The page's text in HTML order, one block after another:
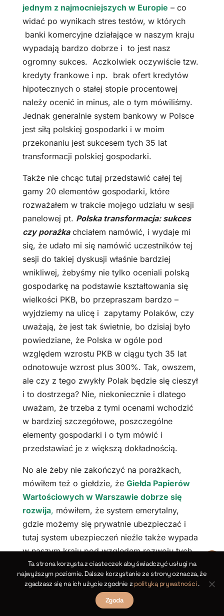
jednym z najmocniejszych w Europie – co
widać po wynikach stres testów, w których
banki komercyjne działające w naszym kraju
wypadają bardzo dobrze i to jest nasz
ogromny sukces. Aczkolwiek oczywiście tzw.
kredyty frankowe i np. brak ofert kredytów
hipotecznych o stałej stopie procentowej
należy ocenić in minus, ale o tym mówiliśmy.
Jednak generalnie system bankowy w Polsce
jest siłą polskiej gospodarki i w moim
przekonaniu jest sukcesem tych 35 lat
transformacji polskiej gospodarki.
Także nie chcąc tutaj przedstawić całej tej
gamy 20 elementów gospodarki, które
rozważałem w trakcie mojego udziału w sesji
panelowej pt. Polska transformacja: sukces
czy porażkachciałem namówić, i wydaje mi
się, że udało mi się namówić uczestników tej
sesji do takiej dyskusji właśnie bardziej
wnikliwej, żebyśmy nie tylko oceniali polską
gospodarkę na podstawie kształtowania się
wielkości PKB, bo przepraszam bardzo –
wyjdziemy na ulicę i zapytamy Polaków, czy
uważają, że jest tak świetnie, bo dzisiaj było
powiedziane, że Polska w ogóle pod
względem wzrostu PKB w ciągu tych 35 lat
odnotowuje wzrost plus 300%. Tak, owszem,
ale czy z tego zwykły Polak będzie się cieszył
i to dostrzega? Nie, niekoniecznie i dlatego
uważam, że trzeba z tymi ocenami wchodzić
w bardziej szczegółowe, poszczególne
elementy gospodarki i o tym mówić i
przedstawiać je z większą dokładnością.
No ale żeby nie zakończyć na porażkach,
mówiłem też o giełdzie, że Giełda Papierów
Wartościowych w Warszawie dobrze się
rozwija, mówiłem, że system emerytalny,
gdzie możemy się prywatnie ubezpieczać i
tutaj system ubezpieczeń nieźle także wypada
w naszym kraju pod względem rozwoju tych
systemów. W sumie też system podatkowy
zasługuje na neutralną ocenę – te podatki nie
są na aż tak wysokim poziomie, ale na pewno
są zbyt skomplikowane. Przez ostatnie 35 lat
Ta strona korzysta z ciasteczek aby świadczyć usługi na
najwyższym poziomie. Dalsze korzystanie ze strony oznacza, że
zgadzasz się na ich użycie zgodnie z polityką prywatności.
Zgoda